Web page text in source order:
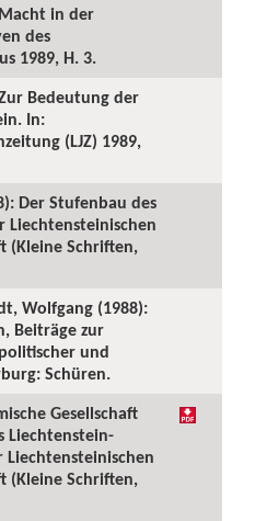
in der
des
1989, H. 3.
Bedeutung der
In:
(LJZ) 1989,
Der Stufenbau des
Liechtensteinischen
(Kleine Schriften,
Wolfgang (1988):
Beiträge zur
und
Schüren.
Gesellschaft
Liechtenstein-
Liechtensteinischen
(Kleine Schriften,